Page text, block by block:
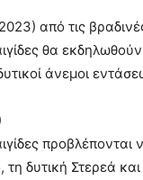
από τις
θα
άνεμοι
τη δυτική Στερεά